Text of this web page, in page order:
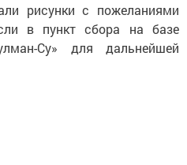
рисунки с пожеланиями
в пункт сбора на базе
Су» для дальнейшей